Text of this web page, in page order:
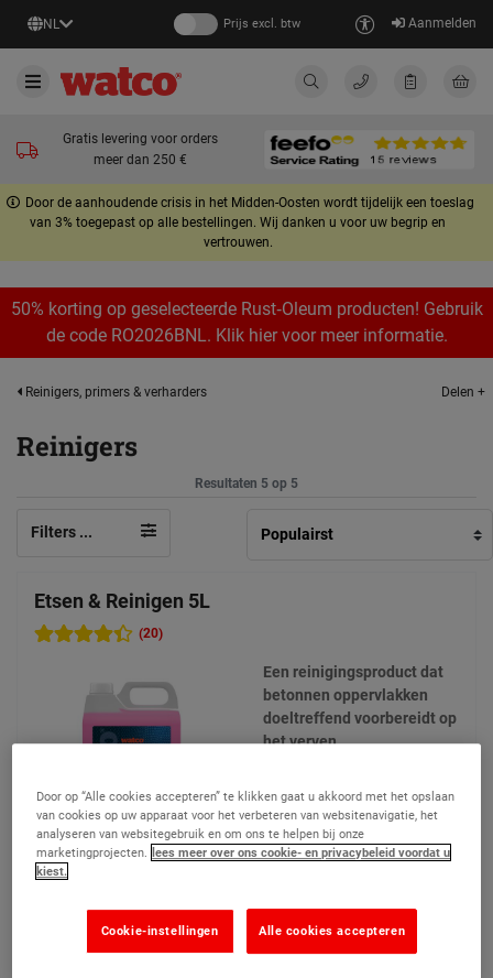
NL Prijs excl. btw Aanmelden
Gratis levering voor orders
meer dan 250 €
Door de aanhoudende crisis in het Midden-Oosten wordt tijdelijk een toeslag
van 3% toegepast op alle bestellingen. Wij danken u voor uw begrip en
vertrouwen.
50% korting op geselecteerde Rust‑Oleum producten! Gebruik
de code RO2026BNL. Klik hier voor meer informatie.
Reinigers, primers & verharders Delen +
Reinigers
Resultaten 5 op 5
Filters ...
Etsen & Reinigen 5L
(20)
Een reinigingsproduct dat
betonnen oppervlakken
doeltreffend voorbereidt op
het verven
76,90 €
Door op “Alle cookies accepteren” te klikken gaat u akkoord met het opslaan
van cookies op uw apparaat voor het verbeteren van websitenavigatie, het
analyseren van websitegebruik en om ons te helpen bij onze
marketingprojecten. lees meer over ons cookie- en privacybeleid voordat u
kiest.
Alle cookies accepteren
Cookie-instellingen